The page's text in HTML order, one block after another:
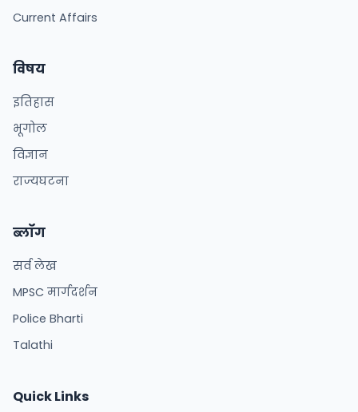
Current Affairs
विषय
इतिहास
भूगोल
विज्ञान
राज्यघटना
ब्लॉग
सर्व लेख
MPSC मार्गदर्शन
Police Bharti
Talathi
Quick Links